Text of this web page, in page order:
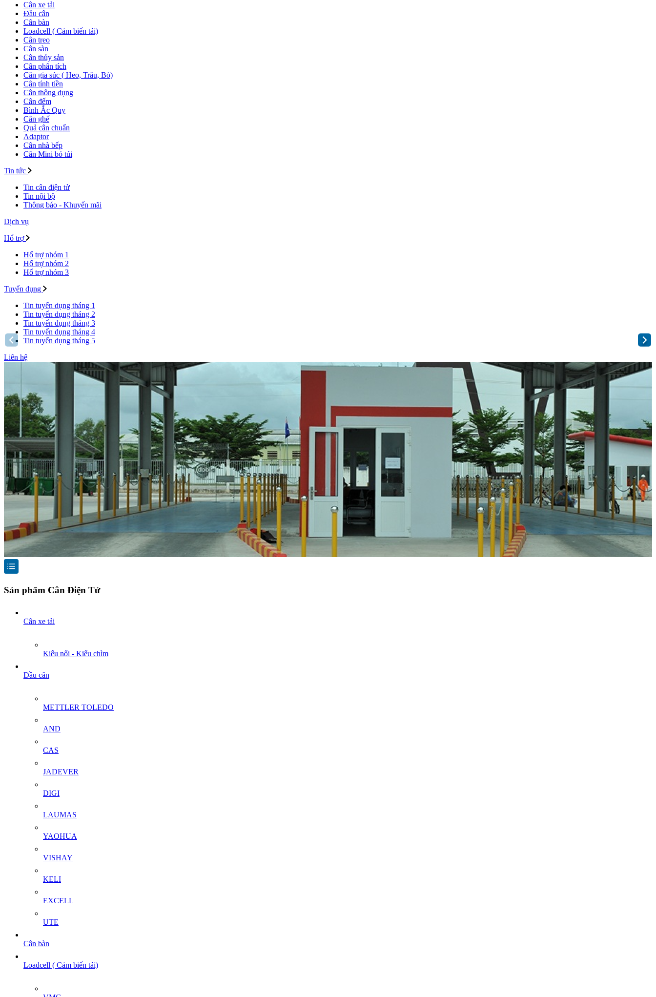
Cân xe tải
Đầu cân
Cân bàn
Loadcell ( Cảm biến tải)
Cân treo
Cân sàn
Cân thủy sản
Cân phân tích
Cân gia súc ( Heo, Trâu, Bò)
Cân tính tiền
Cân thông dụng
Cân đếm
Bình Ắc Quy
Cân ghế
Quả cân chuẩn
Adaptor
Cân nhà bếp
Cân Mini bỏ túi
Tin tức
Tin cân điện tử
Tin nội bộ
Thông báo - Khuyến mãi
Dịch vụ
Hổ trợ
Hổ trợ nhóm 1
Hổ trợ nhóm 2
Hổ trợ nhóm 3
Tuyển dụng
Tin tuyển dụng tháng 1
Tin tuyển dụng tháng 2
Tin tuyển dụng tháng 3
Tin tuyển dụng tháng 4
Tin tuyển dụng tháng 5
Liên hệ
Sản phẩm Cân Điện Tử
Cân xe tải
Kiểu nổi - Kiểu chìm
Đầu cân
METTLER TOLEDO
AND
CAS
JADEVER
DIGI
LAUMAS
YAOHUA
VISHAY
KELI
EXCELL
UTE
Cân bàn
Loadcell ( Cảm biến tải)